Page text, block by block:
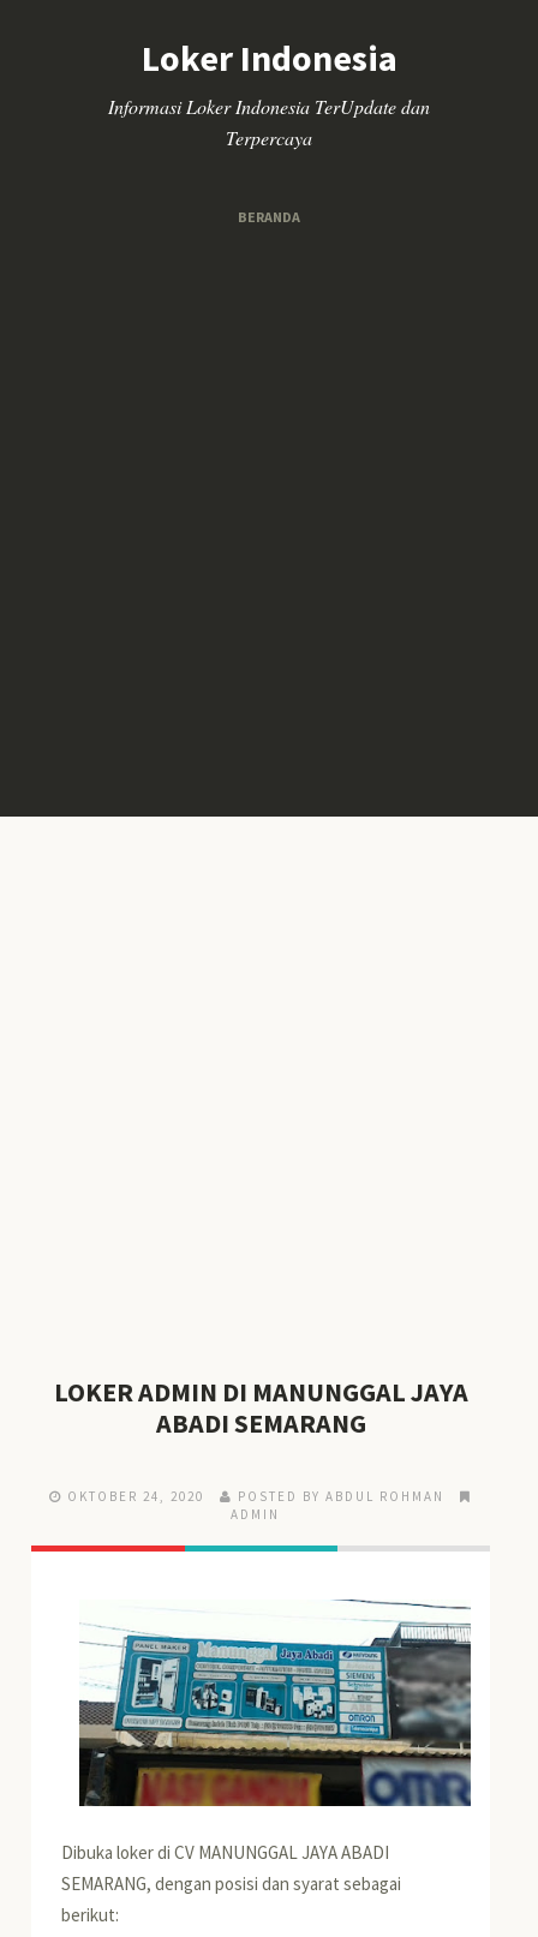
Loker Indonesia
Informasi Loker Indonesia TerUpdate dan
Terpercaya
BERANDA
LOKER ADMIN DI MANUNGGAL JAYA
ABADI SEMARANG
OKTOBER 24, 2020
POSTED BY ABDUL ROHMAN
ADMIN
Dibuka loker di CV MANUNGGAL JAYA ABADI
SEMARANG, dengan posisi dan syarat sebagai
berikut: